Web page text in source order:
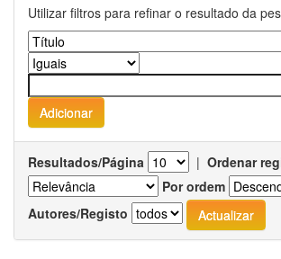
Utilizar filtros para refinar o resultado da
Resultados/Página | Ordenar
Por ordem
Autores/Registo